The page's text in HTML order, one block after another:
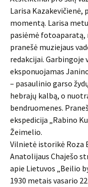
Larisa
momentą. Larisa
pasiėmė fotoaparatą,
pranešė muziejaus
redakcijai. Garbingoje
eksponuojamas
– pasaulinio garso
hebrajų kalbą, o
bendruomenes.
ekspedicija „Rabino
Žeimelio.
Vilnietė istorikė Roza
Anatolijaus Chaješo
apie Lietuvos „Beilio
1930 metais vasario